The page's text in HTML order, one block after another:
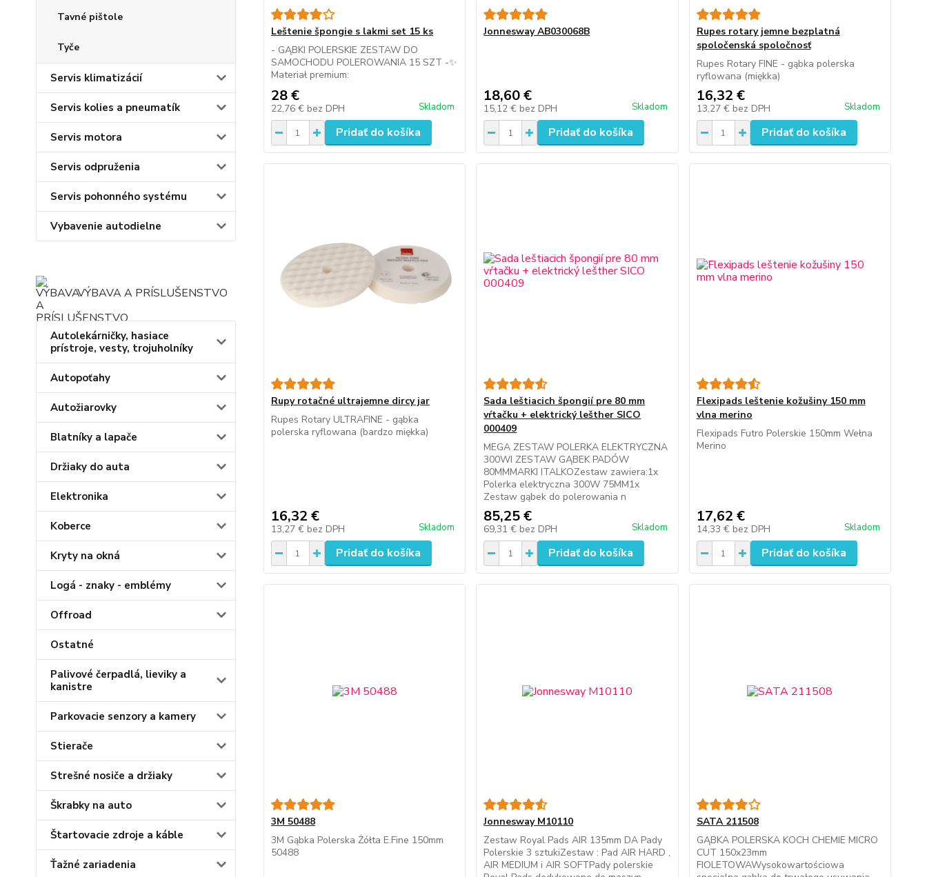
Tavné pištole
Tyče
Servis klimatizácií
Servis kolies a pneumatík
Servis motora
Servis odpruženia
Servis pohonného systému
Vybavenie autodielne
VÝBAVA A PRÍSLUŠENSTVO
Autolekárničky, hasiace
prístroje, vesty, trojuholníky
Autopoťahy
Autožiarovky
Blatníky a lapače
Držiaky do auta
Elektronika
Koberce
Kryty na okná
Logá - znaky - emblémy
Offroad
Ostatné
Palivové čerpadlá, lieviky a
kanistre
Parkovacie senzory a kamery
Stierače
Strešné nosiče a držiaky
Škrabky na auto
Štartovacie zdroje a káble
Ťažné zariadenia
Leštenie špongie s lakmi set 15 ks
- GĄBKI POLERSKIE ZESTAW DO
SAMOCHODU POLEROWANIA 15 SZT -✨
Materiał premium:
28 €
22,76 € bez DPH Skladom
Pridať do košíka
Jonnesway AB030068B
18,60 €
15,12 € bez DPH Skladom
Pridať do košíka
Rupes rotary jemne bezplatná
spoločenská spoločnosť
Rupes Rotary FINE - gąbka polerska
ryflowana (miękka)
16,32 €
13,27 € bez DPH Skladom
Pridať do košíka
Rupy rotačné ultrajemne dircy jar
Rupes Rotary ULTRAFINE - gąbka
polerska ryflowana (bardzo miękka)
16,32 €
13,27 € bez DPH Skladom
Pridať do košíka
Sada leštiacich špongií pre 80 mm
vŕtačku + elektrický lešther SICO
000409
MEGA ZESTAW POLERKA ELEKTRYCZNA
300WI ZESTAW GĄBEK PADÓW
80MMMARKI ITALKOZestaw zawiera:1x
Polerka elektryczna 300W 75MM1x
Zestaw gąbek do polerowania n
85,25 €
69,31 € bez DPH Skladom
Pridať do košíka
Flexipads leštenie kožušiny 150 mm
vlna merino
Flexipads Futro Polerskie 150mm Wełna
Merino
17,62 €
14,33 € bez DPH Skladom
Pridať do košíka
3M 50488
3M Gąbka Polerska Żółta E.Fine 150mm
50488
Jonnesway M10110
Zestaw Royal Pads AIR 135mm DA Pady
Polerskie 3 sztukiZestaw : Pad AIR HARD ,
AIR MEDIUM i AIR SOFTPady polerskie
SATA 211508
GĄBKA POLERSKA KOCH CHEMIE MICRO
CUT 150x23mm
FIOLETOWAWysokowartościowa